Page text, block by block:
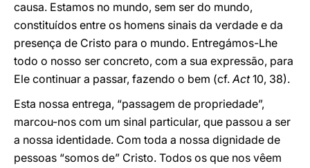
causa. Estamos no mundo, sem ser do mundo,
constituídos entre os homens sinais da verdade e da
presença de Cristo para o mundo. Entregámos-Lhe
todo o nosso ser concreto, com a sua expressão, para
Ele continuar a passar, fazendo o bem (cf.Act10, 38).
Esta nossa entrega, “passagem de propriedade”,
marcou-nos com um sinal particular, que passou a ser
a nossa identidade. Com toda a nossa dignidade de
pessoas “somos de” Cristo. Todos os que nos vêem